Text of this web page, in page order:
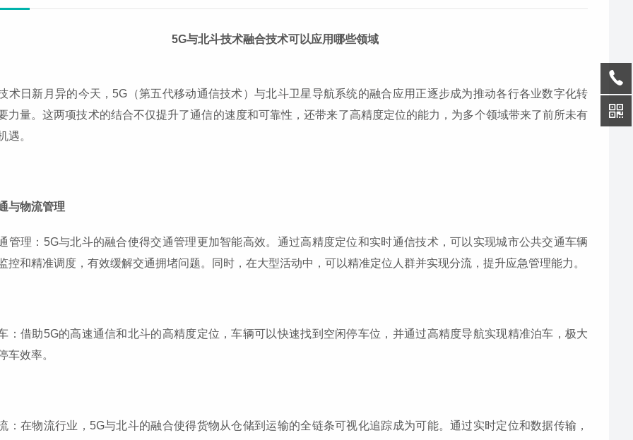
5G与北斗技术融合技术可以应用哪些领域
术日新月异的今天，5G（第五代移动通信技术）与北斗卫星导航系统的融合应用正逐步成为推动各行各业数字化转
力量。这两项技术的结合不仅提升了通信的速度和可靠性，还带来了高精度定位的能力，为多个领域带来了前所未有
遇。
与物流管理
管理：5G与北斗的融合使得交通管理更加智能高效。通过高精度定位和实时通信技术，可以实现城市公共交通车辆
控和精准调度，有效缓解交通拥堵问题。同时，在大型活动中，可以精准定位人群并实现分流，提升应急管理能力。
：借助5G的高速通信和北斗的高精度定位，车辆可以快速找到空闲停车位，并通过高精度导航实现精准泊车，极大
车效率。
：在物流行业，5G与北斗的融合使得货物从仓储到运输的全链条可视化追踪成为可能。通过实时定位和数据传输，